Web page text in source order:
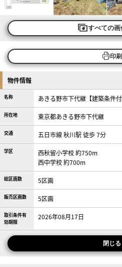
すべての画
印刷
物件情報
名称 あきる野市下代継【建築条件
所在地 東京都あきる野市下代継
交通 五日市線 秋川駅 徒歩 7分
学区
西秋留小学校 約750m
西中学校 約700m
総区画数 5区画
販売区画数 5区画
取引条件有
効期限
2026年08月17日
閉じる